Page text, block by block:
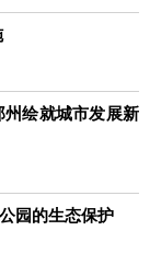
州绘就城市发展新
园的生态保护